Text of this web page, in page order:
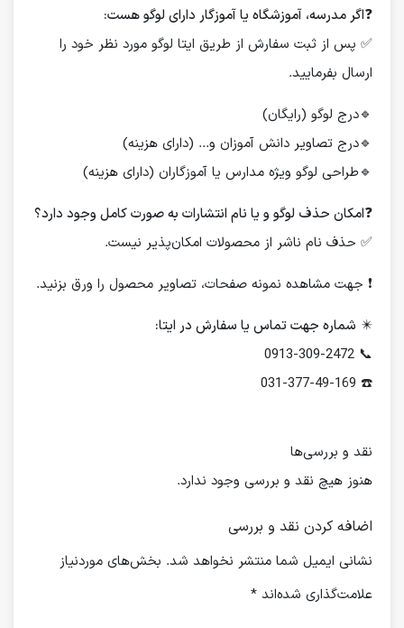
❓اگر مدرسه، آموزشگاه یا آموزگار دارای لوگو هست:
✅ پس از ثبت سفارش از طریق ایتا لوگو مورد نظر خود را
ارسال بفرمایید.
🔹درج لوگو (رایگان)
🔹درج تصاویر دانش آموزان و... (دارای هزینه)
🔹طراحی لوگو ویژه مدارس یا آموزگاران (دارای هزینه)
❓امکان حذف لوگو و یا نام انتشارات به صورت کامل وجود دارد؟
✅ حذف نام ناشر از محصولات امکان‌پذیر نیست.
❗️ جهت مشاهده نمونه صفحات، تصاویر محصول را ورق بزنید.
✴️ شماره جهت تماس یا سفارش در ایتا:
📞 0913-309-2472
☎️ 031-377-49-169
نقد و بررسی‌ها
هنوز هیچ نقد و بررسی وجود ندارد.
اضافه کردن نقد و بررسی
نشانی ایمیل شما منتشر نخواهد شد. بخش‌های موردنیاز
علامت‌گذاری شده‌اند *